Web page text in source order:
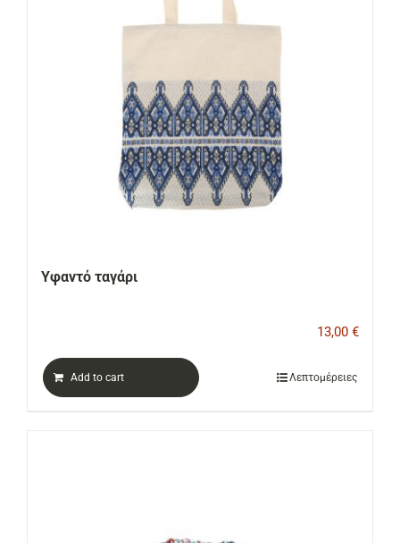
Υφαντό ταγάρι
13,00 €
Add to cart Λεπτομέρειες